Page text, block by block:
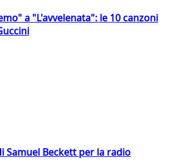
a "L'avvelenata": le 10 canzoni
Samuel Beckett per la radio